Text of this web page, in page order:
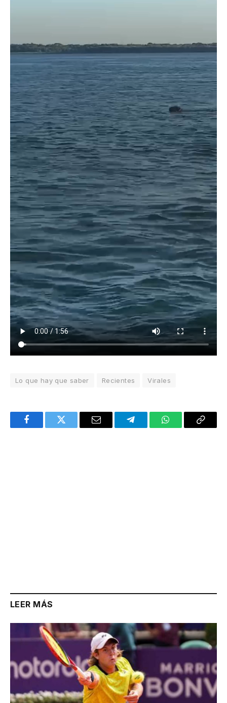
Lo que hay que saber Recientes Virales
FacebookTwitter Email TelegramWhatsAppCopy
LEER MÁS